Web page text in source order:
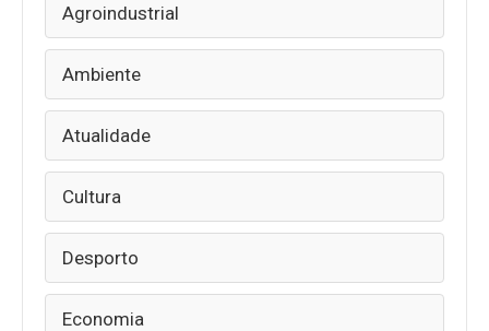
Agroindustrial
Ambiente
Atualidade
Cultura
Desporto
Economia